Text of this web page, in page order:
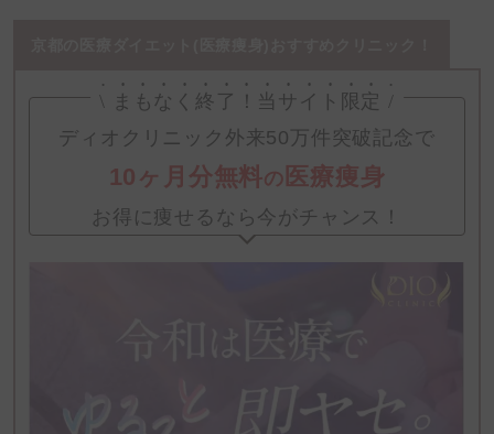
\ まもなく終了！ 当サイト限定
10ヶ月分無料の 医療痩身
お得に痩せるなら今がチャンス！